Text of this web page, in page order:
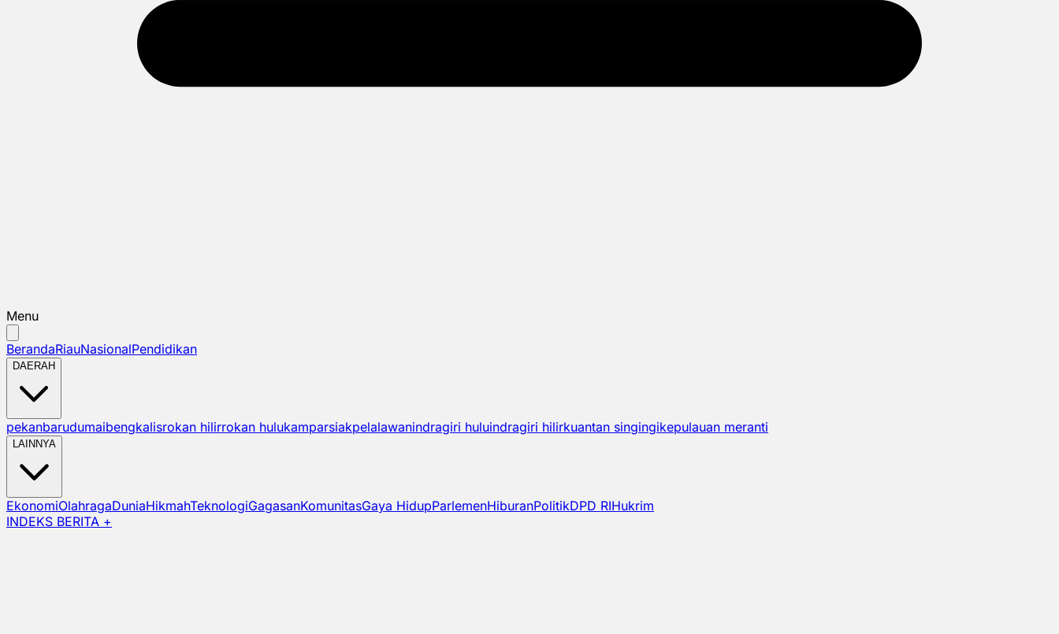
Menu
BerandaRiauNasionalPendidikan
DAERAH
pekanbarudumaibengkalisrokan hilirrokan hulukamparsiakpelalawanindragiri huluindragiri hilirkuantan singingikepulauan meranti
LAINNYA
EkonomiOlahragaDuniaHikmahTeknologiGagasanKomunitasGaya HidupParlemenHiburanPolitikDPD RIHukrim
INDEKS BERITA +